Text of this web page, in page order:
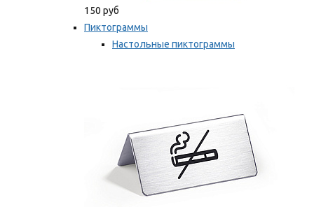
150 руб
Пиктограммы
Настольные пиктограммы